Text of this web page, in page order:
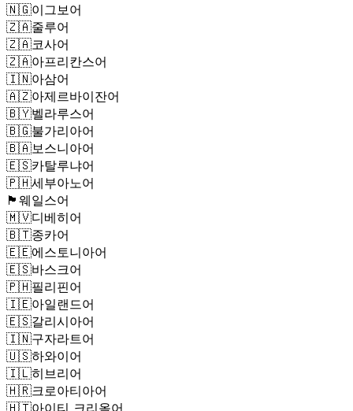
🇳🇬이그보어
🇿🇦줄루어
🇿🇦코사어
🇿🇦아프리칸스어
🇮🇳아삼어
🇦🇿아제르바이잔어
🇧🇾벨라루스어
🇧🇬불가리아어
🇧🇦보스니아어
🇪🇸카탈루냐어
🇵🇭세부아노어
🏴󠁧󠁢󠁷󠁬󠁳󠁿 웨일스어
🇲🇻디베히어
🇧🇹종카어
🇪🇪에스토니아어
🇪🇸바스크어
🇵🇭필리핀어
🇮🇪아일랜드어
🇪🇸갈리시아어
🇮🇳구자라트어
🇺🇸하와이어
🇮🇱히브리어
🇭🇷크로아티아어
🇭🇹아이티 크리올어